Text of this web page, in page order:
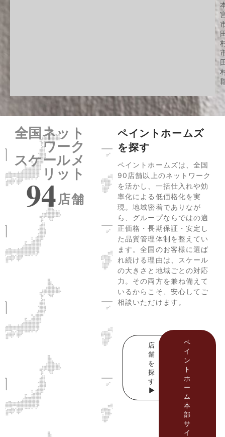
全国ネット
ワーク
スケールメ
リット
94 店舗
ペイントホームズ
を探す
ペイントホームズは、全国
90店舗以上のネットワーク
を活かし、一括仕入れや効
率化による低価格化を実
現。地域密着でありなが
ら、グループならではの適
正価格・長期保証・安定し
た品質管理体制を整えてい
ます。全国のお客様に選ば
れ続ける理由は、スケール
の大きさと地域ごとの対応
力。その両方を兼ね備えて
いるからこそ、安心してご
相談いただけます。
店
舗
を
探
す
▶
ペ
イ
ン
ト
ホ
ー
ム
本
部
サ
イ